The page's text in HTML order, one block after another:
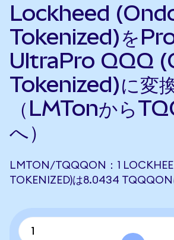
Lockheed
Tokenized)を
UltraPro QQQ
Tokenized)に変
（LMTonから
へ）
LMTON/TQQQON：1
TOKENIZED)は8.0434